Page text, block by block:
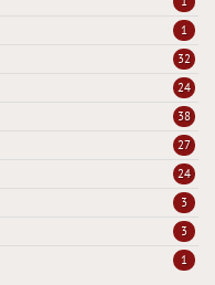
1
32
24
38
27
24
3
3
1